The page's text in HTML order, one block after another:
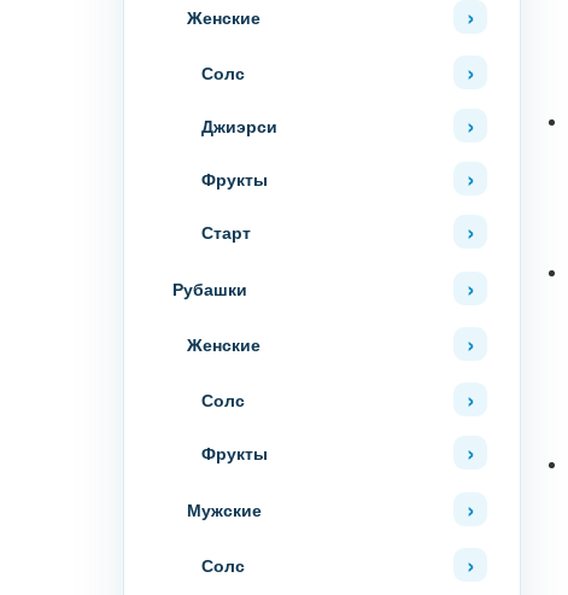
Женские
Солс
Джиэрси
Фрукты
Старт
Рубашки
Женские
Солс
Фрукты
Мужские
Солс